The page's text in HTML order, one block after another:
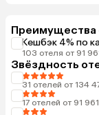
Преимущества
Кешбэк 4% по
103 отеля от 91
Звёздность
31 отелей от 134
17 отелей от 91